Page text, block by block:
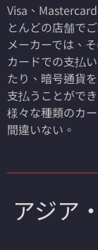
Visa、
とんどの店舗で
メーカーでは、
カードでの支払
たり、暗号通貨
支払うことがで
様々な種類のカ
間違いない。
アジア